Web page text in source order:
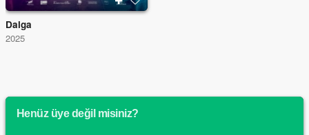
Dalga
2025
Henüz üye değil misiniz?